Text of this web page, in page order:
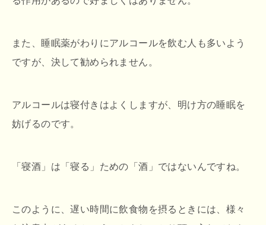
また、睡眠薬がわりにアルコールを飲む人も多いよう
ですが、決して勧められません。
アルコールは寝付きはよくしますが、明け方の睡眠を
妨げるのです。
「寝酒」は「寝る」ための「酒」ではないんですね。
このように、遅い時間に飲食物を摂るときには、様々